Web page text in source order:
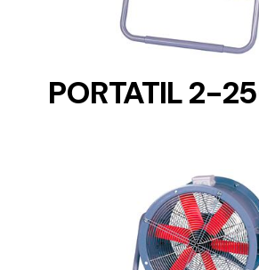
PORTATIL 2-